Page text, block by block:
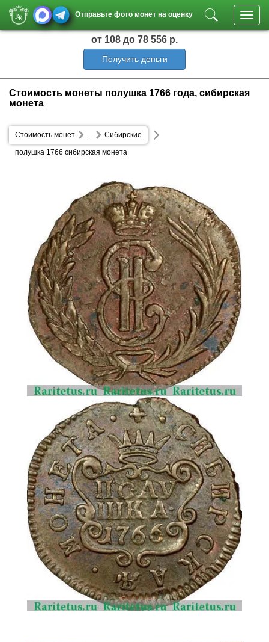
Отправьте фото монет на оценку
от 108 до 78 556 р.
Получить деньги
Стоимость монеты полушка 1766 года, сибирская
монета
Стоимость монет Сибирские
...
полушка 1766 сибирская монета